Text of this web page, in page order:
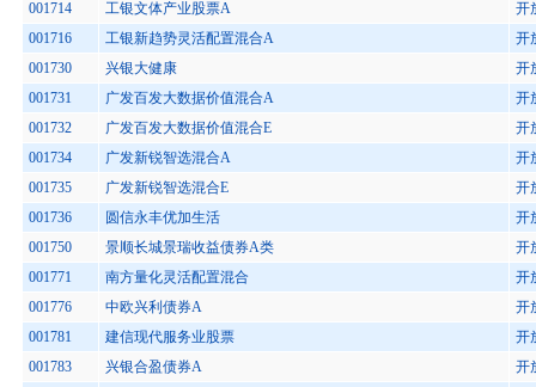
001714
工银文体产业股票A
开
001716
工银新趋势灵活配置混合A
开
001730
兴银大健康
开
001731
广发百发大数据价值混合A
开
001732
广发百发大数据价值混合E
开
001734
广发新锐智选混合A
开
001735
广发新锐智选混合E
开
001736
圆信永丰优加生活
开
001750
景顺长城景瑞收益债券A类
开
001771
南方量化灵活配置混合
开
001776
中欧兴利债券A
开
001781
建信现代服务业股票
开
001783
兴银合盈债券A
开